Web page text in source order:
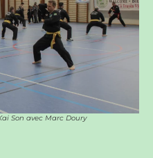
Son avec Marc Doury